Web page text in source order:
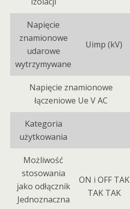
Napięcie
znamionowe
udarowe
wytrzymywane
Uimp (kV)
Napięcie znamionowe
łączeniowe Ue V AC
Kategoria
użytkowania
Możliwość
stosowania
jako odłącznik
Jednoznaczna
ON i OFF TAK
TAK TAK